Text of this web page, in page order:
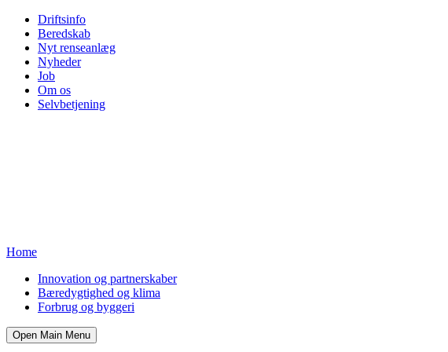
Driftsinfo
Beredskab
Nyt renseanlæg
Nyheder
Job
Om os
Selvbetjening
Home
Innovation og partnerskaber
Bæredygtighed og klima
Forbrug og byggeri
Open Main Menu